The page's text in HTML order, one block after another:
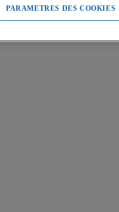
PARAMETRES DES COOKIES